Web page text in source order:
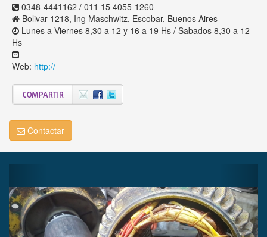
0348-4441162 / 011 15 4055-1260
Bolivar 1218, Ing Maschwitz, Escobar, Buenos Aires
Lunes a Viernes 8,30 a 12 y 16 a 19 Hs / Sabados 8,30 a 12
Hs
Web: http://
Contactar